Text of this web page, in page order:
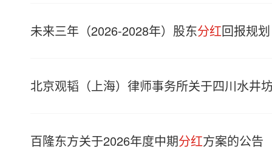
未来三年（2026-2028年）股东分红回报规划
北京观韬（上海）律师事务所关于四川水井
百隆东方关于2026年度中期分红方案的公告